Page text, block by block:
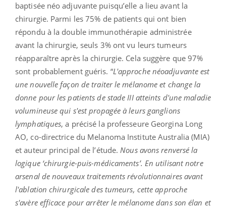
baptisée néo adjuvante puisqu’elle a lieu avant la
chirurgie. Parmi les 75% de patients qui ont bien
répondu à la double immunothérapie administrée
avant la chirurgie, seuls 3% ont vu leurs tumeurs
réapparaître après la chirurgie. Cela suggère que 97%
sont probablement guéris. “L'approche néoadjuvante est
une nouvelle façon de traiter le mélanome et change la
donne pour les patients de stade III atteints d'une maladie
volumineuse qui s'est propagée à leurs ganglions
lymphatiques, a précisé la professeure Georgina Long
AO, co-directrice du Melanoma Institute Australia (MIA)
et auteur principal de l’étude.Nous avons renversé la
logique ‘chirurgie-puis-médicaments’. En utilisant notre
arsenal de nouveaux traitements révolutionnaires avant
l'ablation chirurgicale des tumeurs, cette approche
s'avère efficace pour arrêter le mélanome dans son élan et